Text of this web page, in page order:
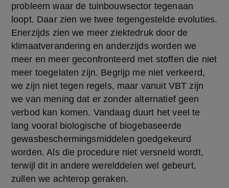
probleem waar de tuinbouwsector tegenaan
loopt. Daar zien we twee tegengestelde evoluties.
Enerzijds zien we meer ziektedruk door de
klimaatverandering en anderzijds worden we
meer en meer geconfronteerd met stoffen die niet
meer toegelaten zijn. Begrijp me niet verkeerd,
we zijn niet tegen regels, maar vanuit VBT zijn
we van mening dat er zonder alternatief geen
verbod kan komen. Vandaag duurt het veel te
lang vooral biologische of biogebaseerde
gewasbeschermingsmiddelen goedgekeurd
worden. Als die procedure niet versneld wordt,
terwijl dit in andere werelddelen wel gebeurt,
zullen we achterop geraken.